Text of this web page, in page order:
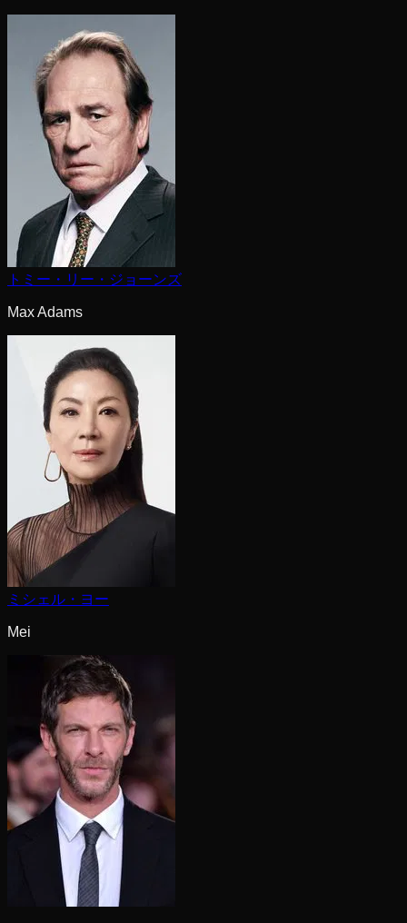
トミー・リー・ジョーンズ
Max Adams
ミシェル・ヨー
Mei